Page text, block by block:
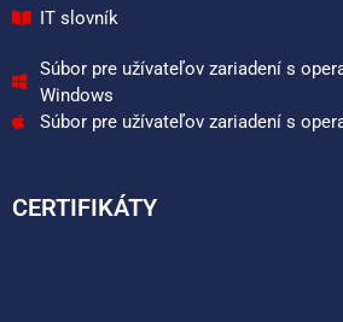
IT slovník
Súbor pre užívateľov zariadení s
Windows
Súbor pre užívateľov zariadení s
CERTIFIKÁTY